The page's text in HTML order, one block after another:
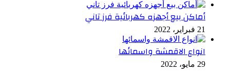
أماكن بيع أجهزه كهربائية فرز تاني
21 فبراير، 2022
انواع الاقمشة واسمائها
29 مايو، 2022